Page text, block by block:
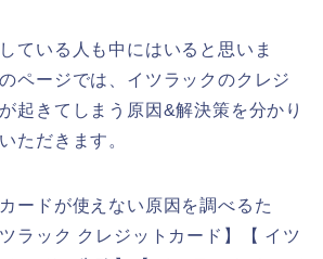
ている人も中にはいると思いま
ページでは、イツラックのクレジ
起きてしまう原因&解決策を分かり
ただきます。
ードが使えない原因を調べるた
ラック クレジットカード】【 イツ